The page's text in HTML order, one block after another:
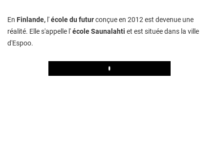
En Finlande, l'école du futurconçue en 2012 est devenue une
réalité. Elle s'appelle l'école Saunalahti et est située dans la ville
d'Espoo.
Play